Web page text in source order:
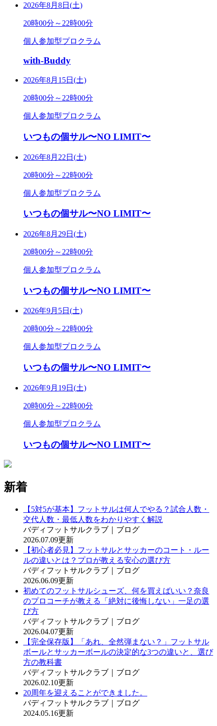
2026年8月8日(土)
20時00分～22時00分
個人参加型プロクラム
with-Buddy
2026年8月15日(土)
20時00分～22時00分
個人参加型プロクラム
いつもの個サル〜NO LIMIT〜
2026年8月22日(土)
20時00分～22時00分
個人参加型プロクラム
いつもの個サル〜NO LIMIT〜
2026年8月29日(土)
20時00分～22時00分
個人参加型プロクラム
いつもの個サル〜NO LIMIT〜
2026年9月5日(土)
20時00分～22時00分
個人参加型プロクラム
いつもの個サル〜NO LIMIT〜
2026年9月19日(土)
20時00分～22時00分
個人参加型プロクラム
いつもの個サル〜NO LIMIT〜
新着
【5対5が基本】フットサルは何人でやる？試合人数・
交代人数・最低人数をわかりやすく解説
バディフットサルクラブ｜ブログ
2026.07.09更新
【初心者必見】フットサルとサッカーのコート・ルー
ルの違いとは？プロが教える安心の選び方
バディフットサルクラブ｜ブログ
2026.06.09更新
初めてのフットサルシューズ、何を買えばいい？奈良
のプロコーチが教える「絶対に後悔しない」一足の選
び方
バディフットサルクラブ｜ブログ
2026.04.07更新
【完全保存版】「あれ、全然弾まない？」フットサル
ボールとサッカーボールの決定的な3つの違いと、選び
方の教科書
バディフットサルクラブ｜ブログ
2026.02.10更新
20周年を迎えることができました。
バディフットサルクラブ｜ブログ
2024.05.16更新